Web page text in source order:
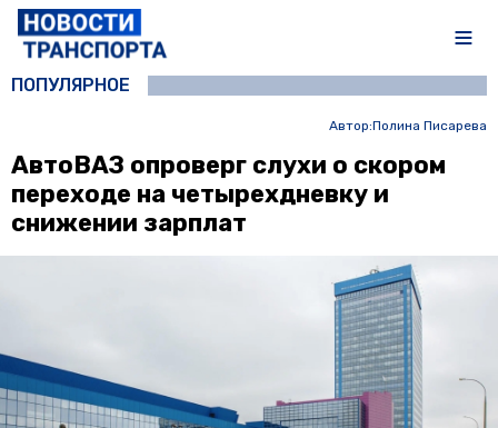
ПОПУЛЯРНОЕ
Автор:Полина Писарева
АвтоВАЗ опроверг слухи о скором
переходе на четырехдневку и
снижении зарплат